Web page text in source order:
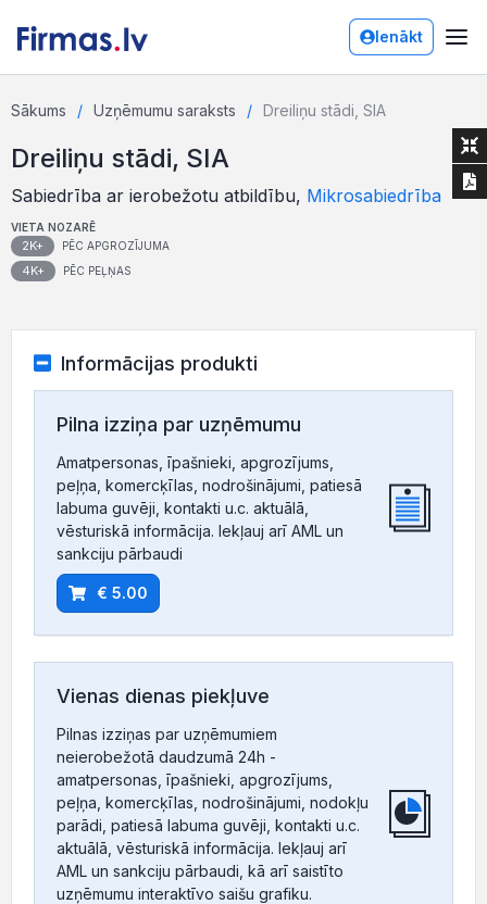
Ienākt
Sākums Uzņēmumu saraksts Dreiliņu stādi, SIA
Dreiliņu stādi, SIA
Sabiedrība ar ierobežotu atbildību, Mikrosabiedrība
VIETA NOZARĒ
2K+ PĒC APGROZĪJUMA
4K+ PĒC PEĻŅAS
Informācijas produkti
Pilna izziņa par uzņēmumu
Amatpersonas, īpašnieki, apgrozījums,
peļņa, komercķīlas, nodrošinājumi, patiesā
labuma guvēji, kontakti u.c. aktuālā,
vēsturiskā informācija. Iekļauj arī AML un
sankciju pārbaudi
€ 5.00
Vienas dienas piekļuve
Pilnas izziņas par uzņēmumiem
neierobežotā daudzumā 24h -
amatpersonas, īpašnieki, apgrozījums,
peļņa, komercķīlas, nodrošinājumi, nodokļu
parādi, patiesā labuma guvēji, kontakti u.c.
aktuālā, vēsturiskā informācija. Iekļauj arī
AML un sankciju pārbaudi, kā arī saistīto
uzņēmumu interaktīvo saišu grafiku.